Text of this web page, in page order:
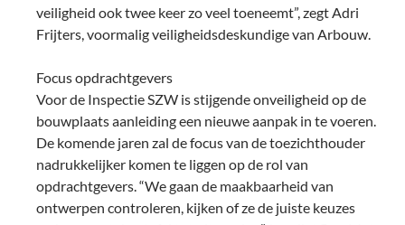
veiligheid ook twee keer zo veel toeneemt”, zegt Adri
Frijters, voormalig veiligheidsdeskundige van Arbouw.
Focus opdrachtgevers
Voor de Inspectie SZW is stijgende onveiligheid op de
bouwplaats aanleiding een nieuwe aanpak in te voeren.
De komende jaren zal de focus van de toezichthouder
nadrukkelijker komen te liggen op de rol van
opdrachtgevers. “We gaan de maakbaarheid van
ontwerpen controleren, kijken of ze de juiste keuzes